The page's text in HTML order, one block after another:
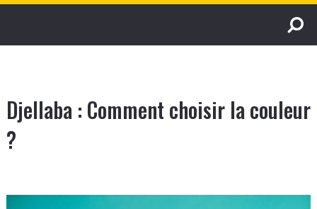
Djellaba : Comment choisir la couleur
?